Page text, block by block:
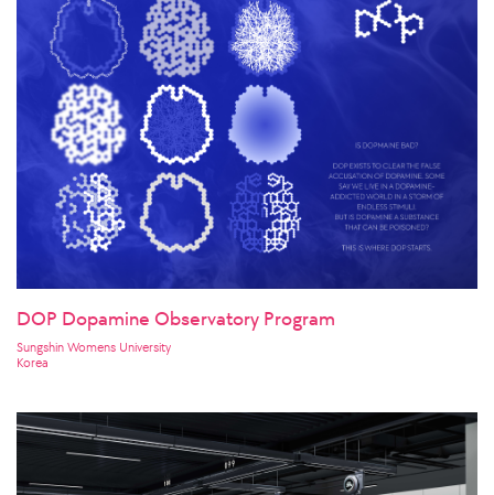
DOP Dopamine Observatory Program
Sungshin Womens University
Korea